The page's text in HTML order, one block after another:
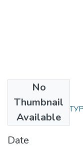
No
Thumbnail
Available
МВ КП
1.pdf(2.1 MB)
Date